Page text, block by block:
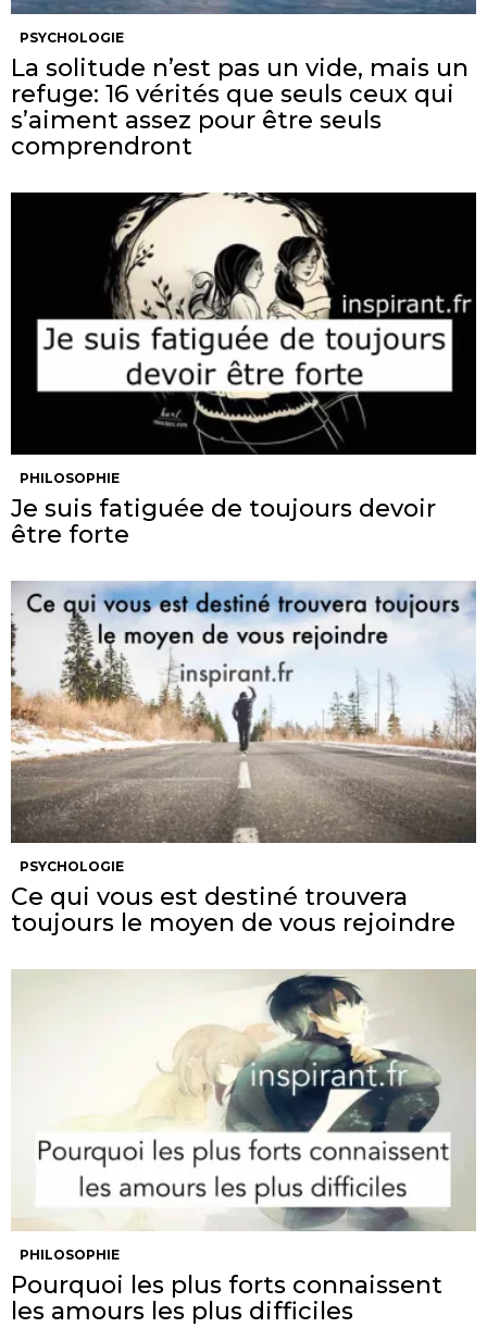
PSYCHOLOGIE
La solitude n’est pas un vide, mais un
refuge: 16 vérités que seuls ceux qui
s’aiment assez pour être seuls
comprendront
PHILOSOPHIE
Je suis fatiguée de toujours devoir
être forte
PSYCHOLOGIE
Ce qui vous est destiné trouvera
toujours le moyen de vous rejoindre
PHILOSOPHIE
Pourquoi les plus forts connaissent
les amours les plus difficiles